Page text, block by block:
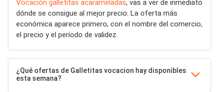
Vocación galletitas acarameladas, vas a ver de inmediato
dónde se consigue al mejor precio. La oferta más
económica aparece primero, con el nombre del comercio,
el precio y el período de validez.
¿Qué ofertas de Galletitas vocacion hay disponibles
esta semana?